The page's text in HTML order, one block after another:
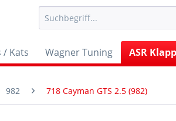
/ Kats Wagner Tuning ASR
982 718 Cayman GTS 2.5 (982)